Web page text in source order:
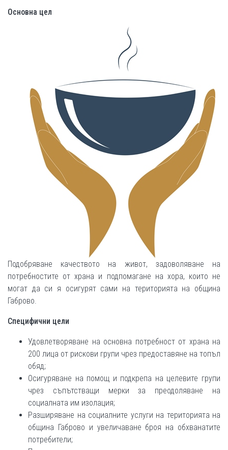
Основна цел
Подобряване качеството на живот, задоволяване на
потребностите от храна и подпомагане на хора, които не
могат да си я осигурят сами на територията на община
Габрово.
Специфични цели
Удовлетворяване на основна потребност от храна на
200 лица от рискови групи чрез предоставяне на топъл
обяд;
Осигуряване на помощ и подкрепа на целевите групи
чрез съпътстващи мерки за преодоляване на
социалната им изолация;
Разширяване на социалните услуги на територията на
община Габрово и увеличаване броя на обхванатите
потребители;